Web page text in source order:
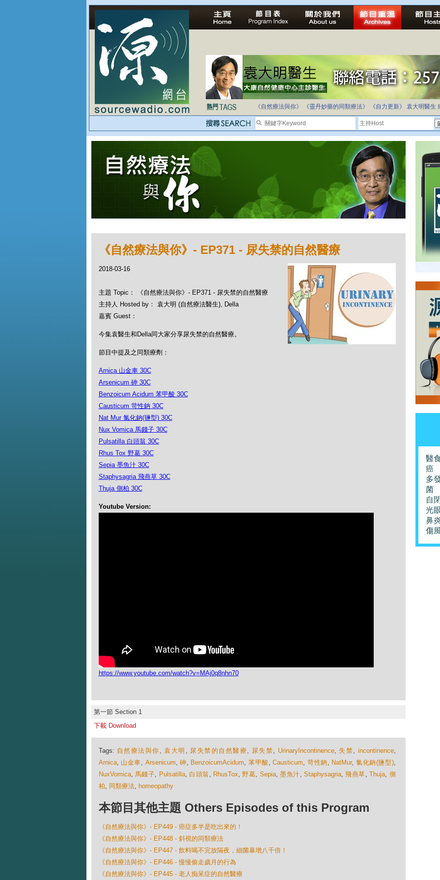
法治社會並不等同公正社會
自家教育合法化-推動多元化教育，全民學卷制
《自然療法與你》
《靈丹妙藥的同類療法》 《自力更新》 袁大明醫生
《自然療法與你》- EP371 - 尿失禁的自然醫療
2018-03-16
主題 Topic： 《自然療法與你》- EP371 - 尿失禁的自然醫療
主持人 Hosted by： 袁大明 (自然療法醫生), Della
嘉賓 Guest：
今集袁醫生和Della同大家分享尿失禁的自然醫療。
節目中提及之同類療劑：
Arnica 山金車 30C
Arsenicum 砷 30C
Benzoicum Acidum 苯甲酸 30C
Causticum 苛性鈉 30C
Nat Mur 氯化鈉(鹽型) 30C
Nux Vomica 馬錢子 30C
Pulsatilla 白頭翁 30C
Rhus Tox 野葛 30C
Sepia 墨魚汁 30C
Staphysagria 飛燕草 30C
Thuja 側柏 30C
Youtube Version:
https://www.youtube.com/watch?v=MAj0q8nhn70
第一節 Section 1
下載 Download
Tags: 自然療法與你 ,袁大明 , 尿失禁的自然醫療 , 尿失禁 , UrinaryIncontinence, 失禁 , incontinence,
Arnica, 山金車, Arsenicum,砷, BenzoicumAcidum, 苯甲酸 ,Causticum, 苛性鈉, NatMur,氯化鈉(鹽型),
NuxVomica, 馬錢子, Pulsatilla, 白頭翁 , RhusTox,野葛, Sepia,墨魚汁, Staphysagria,飛燕草,Thuja, 側
柏, 同類療法, homeopathy
本節目其他主題 Others Episodes of this Program
《自然療法與你》- EP449 - 癌症多半是吃出來的！
《自然療法與你》- EP448 - 斜視的同類療法
《自然療法與你》- EP447 - 飲料喝不完放隔夜，細菌暴增八千倍！
《自然療法與你》- EP446 - 慢慢偷走歲月的行為
《自然療法與你》- EP445 - 老人痴呆症的自然醫療
醫
癌
多
菌
自
光
鼻
傷